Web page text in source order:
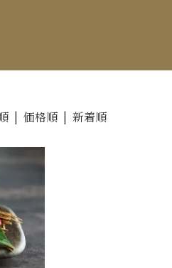
| 価格順 | 新着順